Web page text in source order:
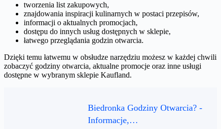
tworzenia list zakupowych,
znajdowania inspiracji kulinarnych w postaci przepisów,
informacji o aktualnych promocjach,
dostępu do innych usług dostępnych w sklepie,
łatwego przeglądania godzin otwarcia.
Dzięki temu łatwemu w obsłudze narzędziu możesz w każdej chwili
zobaczyć godziny otwarcia, aktualne promocje oraz inne usługi
dostępne w wybranym sklepie Kaufland.
Biedronka Godziny Otwarcia? -
Informacje,…